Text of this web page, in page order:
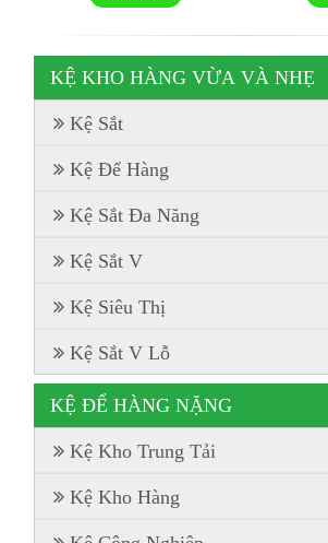
KỆ KHO HÀNG VỪA VÀ NHẸ
Kệ Sắt
Kệ Để Hàng
Kệ Sắt Đa Năng
Kệ Sắt V
Kệ Siêu Thị
Kệ Sắt V Lỗ
KỆ ĐỂ HÀNG NẶNG
Kệ Kho Trung Tải
Kệ Kho Hàng